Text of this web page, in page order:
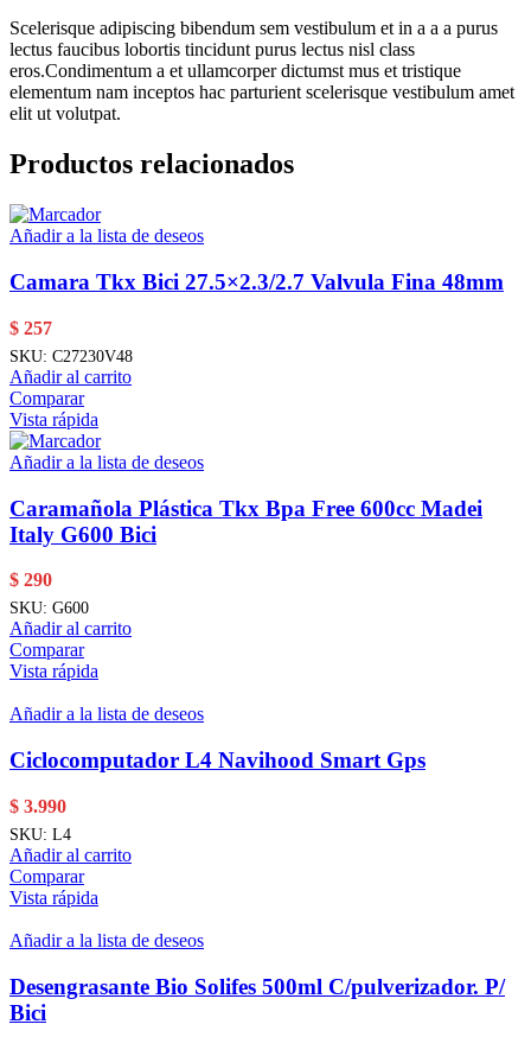
Scelerisque adipiscing bibendum sem vestibulum et in a a a purus
lectus faucibus lobortis tincidunt purus lectus nisl class
eros.Condimentum a et ullamcorper dictumst mus et tristique
elementum nam inceptos hac parturient scelerisque vestibulum amet
elit ut volutpat.
Productos relacionados
Añadir a la lista de deseos
Camara Tkx Bici 27.5×2.3/2.7 Valvula Fina 48mm
$ 257
SKU: C27230V48
Añadir al carrito
Comparar
Vista rápida
Añadir a la lista de deseos
Caramañola Plástica Tkx Bpa Free 600cc Madei
Italy G600 Bici
$ 290
SKU: G600
Añadir al carrito
Comparar
Vista rápida
Añadir a la lista de deseos
Ciclocomputador L4 Navihood Smart Gps
$ 3.990
SKU: L4
Añadir al carrito
Comparar
Vista rápida
Añadir a la lista de deseos
Desengrasante Bio Solifes 500ml C/pulverizador. P/
Bici